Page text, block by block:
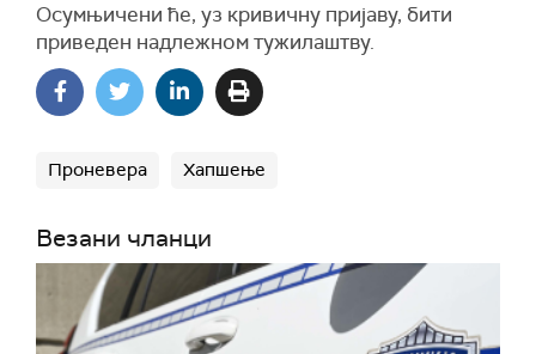
Осумњичени ће, уз кривичну пријаву, бити
приведен надлежном тужилаштву.
Проневера Хапшење
Везани чланци